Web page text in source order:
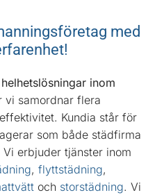
med
inom
samordnar flera
Kundia står för
som både städfirma
erbjuder tjänster inom
, flyttstädning,
och storstädning. Vi